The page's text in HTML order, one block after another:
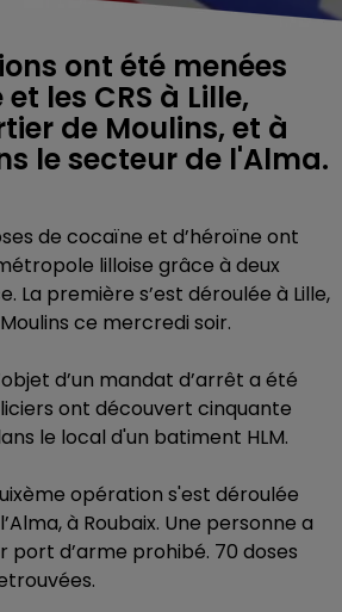
ont été menées
les CRS à Lille,
de Moulins, et à
le secteur de l'Alma.
de cocaïne et d’héroïne ont
lilloise grâce à deux
La première s’est déroulée à Lille,
ce mercredi soir.
d’un mandat d’arrêt a été
ont découvert cinquante
le local d'un batiment HLM.
opération s'est déroulée
à Roubaix. Une personne a
port d’arme prohibé. 70 doses